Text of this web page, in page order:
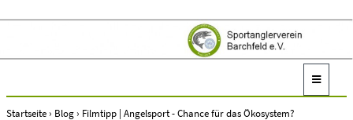
Startseite› Blog› Filmtipp | Angelsport - Chance für das Ökosystem?